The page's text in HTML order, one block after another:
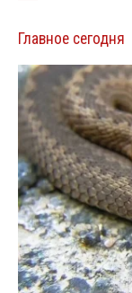
Главное сегодня